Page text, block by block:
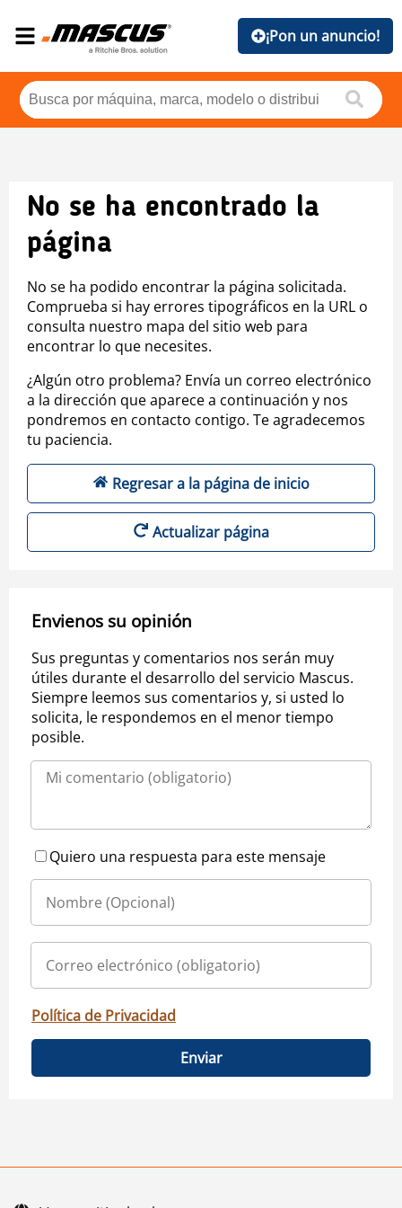
¡Pon un anuncio!
No se ha encontrado la
página
No se ha podido encontrar la página solicitada.
Comprueba si hay errores tipográficos en la URL o
consulta nuestro mapa del sitio web para
encontrar lo que necesites.
¿Algún otro problema? Envía un correo electrónico
a la dirección que aparece a continuación y nos
pondremos en contacto contigo. Te agradecemos
tu paciencia.
Regresar a la página de inicio
Actualizar página
Envienos su opinión
Sus preguntas y comentarios nos serán muy
útiles durante el desarrollo del servicio Mascus.
Siempre leemos sus comentarios y, si usted lo
solicita, le respondemos en el menor tiempo
posible.
Quiero una respuesta para este mensaje
Política de Privacidad
Enviar